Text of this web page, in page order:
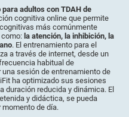
adultos con TDAH de
cognitiva online que permite
más comúnmente
como: la atención, la inhibición, la
. El entrenamiento para el
a través de internet, desde un
habitual de
sesión de entrenamiento de
ha optimizado sus sesiones
duración reducida y dinámica. El
y didáctica, se pueda
momento de día.